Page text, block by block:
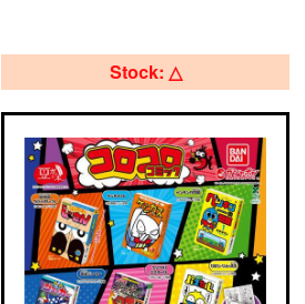
Stock: △